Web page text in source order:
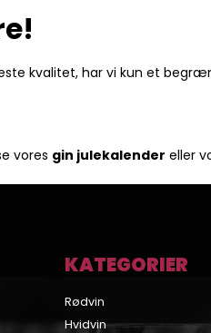
kvalitet, har vi kun et
vores gin julekalender eller
KATEGORIER
Rødvin
Hvidvin